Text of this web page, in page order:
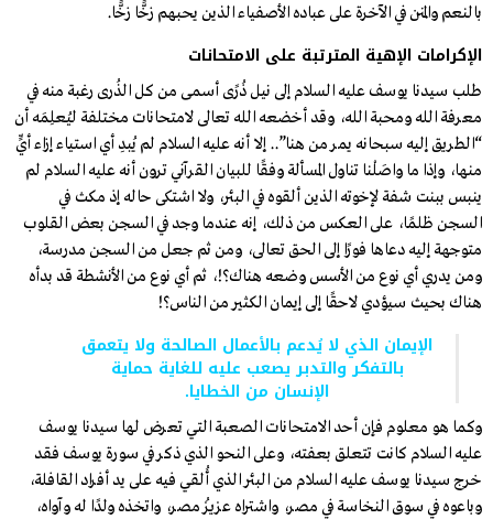
بالنعم والمنن في الآخرة على عباده الأصفياء الذين يحبهم زخًّا زخًّا.
الإكرامات الإهية المترتبة على الامتحانات
طلب سيدنا يوسف عليه السلام إلى نيل ذُرًى أسمى من كل الذُرى رغبة منه في
معرفة الله ومحبة الله، وقد أخضعه الله تعالى لامتحانات مختلفة ليُعلِمَه أن
“الطريق إليه سبحانه يمر من هنا”.. إلا أنه عليه السلام لم يُبدِ أي استياء إزاء أيٍّ
منها، وإذا ما واصَلْنا تناول المسألة وفقًا للبيان القرآني ترون أنه عليه السلام لم
ينبس ببنت شفة لإخوته الذين ألقوه في البئر، ولا اشتكى حاله إذ مكث في
السجن ظلمًا، على العكس من ذلك، إنه عندما وجد في السجن بعض القلوب
متوجهة إليه دعاها فورًا إلى الحق تعالى، ومن ثم جعل من السجن مدرسة،
ومن يدري أي نوع من الأسس وضعه هناك؟!، ثم أي نوع من الأنشطة قد بدأه
هناك بحيث سيؤدي لاحقًا إلى إيمان الكثير من الناس؟!
الإيمان الذي لا يُدعم بالأعمال الصالحة ولا يتعمق
بالتفكر والتدبر يصعب عليه للغاية حماية
الإنسان من الخطايا.
وكما هو معلوم فإن أحد الامتحانات الصعبة التي تعرض لها سيدنا يوسف
عليه السلام كانت تتعلق بعفته، وعلى النحو الذي ذكر في سورة يوسف فقد
خرج سيدنا يوسف عليه السلام من البئر الذي أُلقي فيه على يد أفراد القافلة،
وباعوه في سوق النخاسة في مصر، واشتراه عزيزُ مصر، واتخذه ولدًا له وآواه،